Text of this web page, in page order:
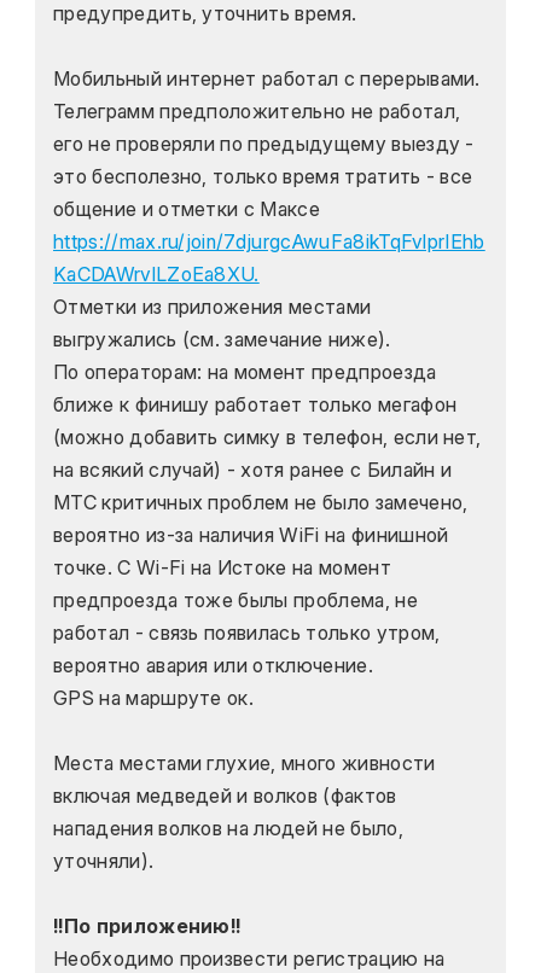
предупредить, уточнить время.
Мобильный интернет работал с перерывами.
Телеграмм предположительно не работал,
его не проверяли по предыдущему выезду -
это бесполезно, только время тратить - все
https://max.ru/join/7djurgcAwuFa8ikTqFvlprIEhb
KaCDAWrvlLZoEa8XU.
Отметки из приложения местами
выгружались (см. замечание ниже).
По операторам: на момент предпроезда
ближе к финишу работает только мегафон
(можно добавить симку в телефон, если нет,
на всякий случай) - хотя ранее с Билайн и
МТС критичных проблем не было замечено,
вероятно из-за наличия WiFi на финишной
точке. С Wi-Fi на Истоке на момент
предпроезда тоже былы проблема, не
работал - связь появилась только утром,
вероятно авария или отключение.
GPS на маршруте ок.
Места местами глухие, много живности
включая медведей и волков (фактов
нападения волков на людей не было,
уточняли).
!!По приложению!!
Необходимо произвести регистрацию на